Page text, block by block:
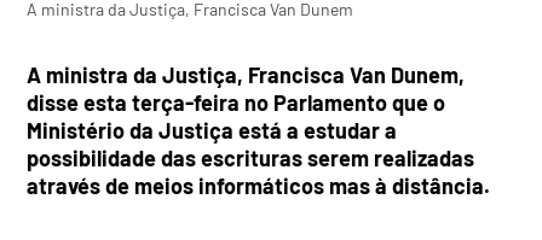
A ministra da Justiça, Francisca Van Dunem
A ministra da Justiça, Francisca Van Dunem,
disse esta terça-feira no Parlamento que o
Ministério da Justiça está a estudar a
possibilidade das escrituras serem realizadas
através de meios informáticos mas à distância.